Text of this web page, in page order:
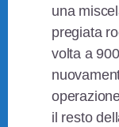
una
pregiata
volta a
il resto